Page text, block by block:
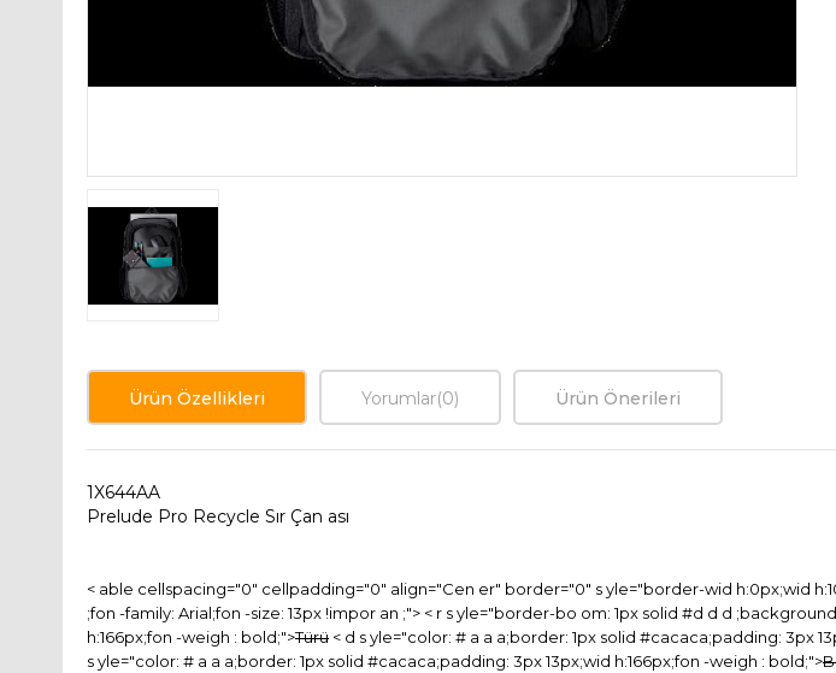
Ürün Özellikleri Yorumlar(0) Ürün Önerileri
1X644AA
Prelude Pro Recycle Sır Çan ası
< able cellspacing="0" cellpadding="0" align="Cen er" border="0" s yle="border-wid h:0px;wid
;fon -family: Arial;fon -size: 13px !impor an ;"> < r s yle="border-bo om: 1px solid #d d d
h:166px;fon -weigh : bold;">Türü < d s yle="color: # a a a;border: 1px solid #cacaca;padding: 3px
s yle="color: # a a a;border: 1px solid #cacaca;padding: 3px 13px;wid h:166px;fon -weigh : bold;">